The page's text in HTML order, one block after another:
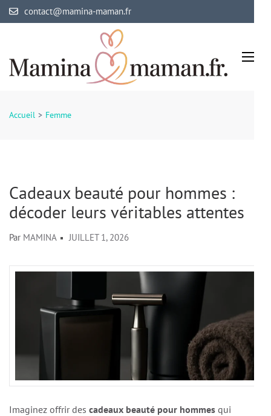
Aller
au
(Pressez
Entrée)
contact@mamina-maman.fr
Accueil > Femme
Cadeaux beauté pour hommes :
décoder leurs véritables attentes
Par MAMINA JUILLET 1, 2026
Imaginez offrir des cadeaux beauté pour hommes qui